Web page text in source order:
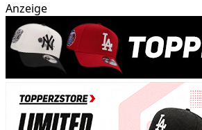
Anzeige